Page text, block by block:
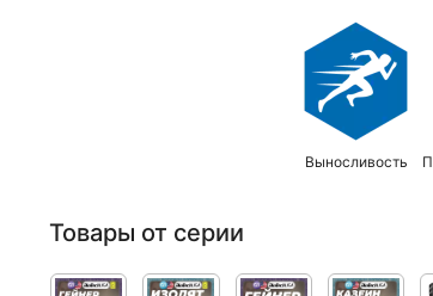
Выносливость
Товары от серии